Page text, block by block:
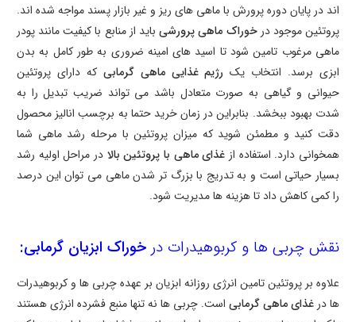
اند در پایان دوره پرورش با ماهی های ریز و غیر بازار پسند مواجه شده اند.
پروتئین موجود درخوراک ماهی پرورشیباید از منابع با کیفیت مانند پودر
ماهی مرغوب تامین شود تا اسید های امینه ضروری به طور کامل به بدن
ابزی برسد. انتخاب یک رژیم غذایی ماهی گرمابی که دارای پروتئین
حیوانی و گیاهی به صورت متعادل باشد می تواند ضریب تبدیل را به
شدت بهبود ببخشد. بنابراین در زمان خرید حتما به برچسب انالیز محصول
دقت کنید و مطمئن شوید که میزان پروتئین با مرحله رشد ماهی شما
همخوانی دارد. استفاده از غذای ماهی با پروتئین بالا در مراحل اولیه رشد
بسیار حیاتی است و به تدریج با بزرگ تر شدن ماهی می توان این درصد
را کمی کاهش داد تا هزینه ها مدیریت شود.
نقش چربی ها و کربوهیدرات در خوراک ابزیان گرمابی:
علاوه بر پروتئین تامین انرژی روزانه ابزیان بر عهده چربی ها و کربوهیدرات
ها در غذای ماهی گرمابی است. چربی ها نه تنها منبع فشرده انرژی هستند